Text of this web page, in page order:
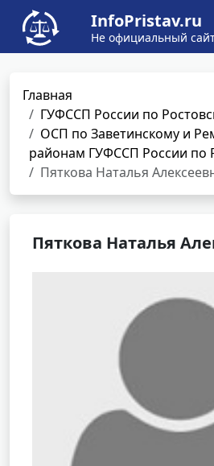
InfoPristav.ru
Не официальный
Главная
ГУФССП России по
ОСП по Заветинскому и
районам ГУФССП России по
Пяткова Наталья
Пяткова Наталья